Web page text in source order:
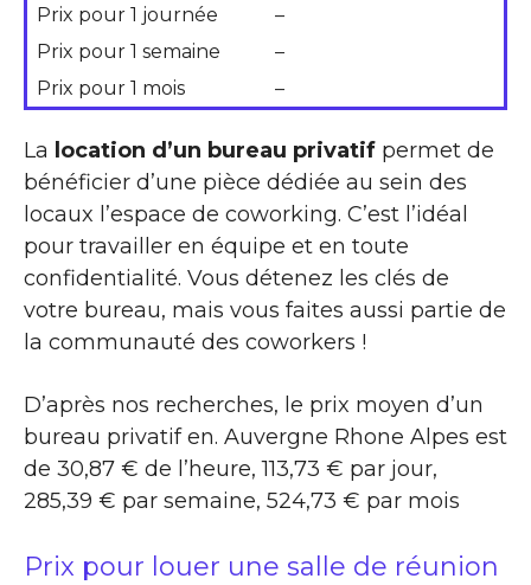
Prix pour 1 journée
–
Prix pour 1 semaine
–
Prix pour 1 mois
–
La location d’un bureau privatif permet de
bénéficier d’une pièce dédiée au sein des
locaux l’espace de coworking. C’est l’idéal
pour travailler en équipe et en toute
confidentialité. Vous détenez les clés de
votre bureau, mais vous faites aussi partie de
la communauté des coworkers !
D’après nos recherches, le prix moyen d’un
bureau privatif en. Auvergne Rhone Alpes est
de 30,87 € de l’heure, 113,73 € par jour,
285,39 € par semaine, 524,73 € par mois
Prix pour louer une salle de réunion